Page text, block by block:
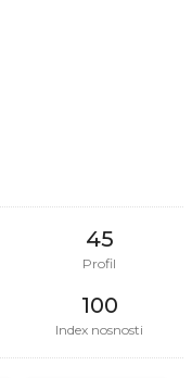
45
Profil
100
Index nosnosti